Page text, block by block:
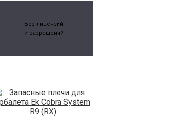
Без лицензий
и разрешений